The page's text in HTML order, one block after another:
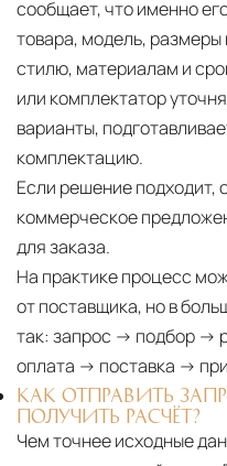
сообщает, что именно
товара, модель,
стилю, материалам и
или комплектатор
варианты,
комплектацию.
Если решение
коммерческое
для заказа.
На практике процесс
от поставщика, но в
так: запрос → подбор →
оплата → поставка →
КАК ОТПРАВИТЬ
ПОЛУЧИТЬ РАСЧЁТ?
Чем точнее исходные